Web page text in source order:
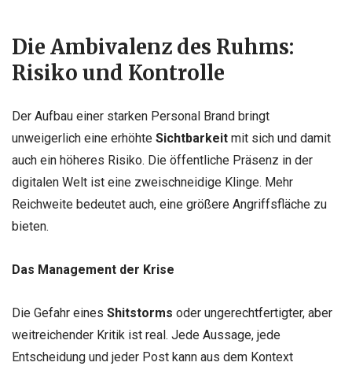
Die Ambivalenz des Ruhms:
Risiko und Kontrolle
Der Aufbau einer starken Personal Brand bringt
unweigerlich eine erhöhte Sichtbarkeit mit sich und damit
auch ein höheres Risiko. Die öffentliche Präsenz in der
digitalen Welt ist eine zweischneidige Klinge. Mehr
Reichweite bedeutet auch, eine größere Angriffsfläche zu
bieten.
Das Management der Krise
Die Gefahr eines Shitstorms oder ungerechtfertigter, aber
weitreichender Kritik ist real. Jede Aussage, jede
Entscheidung und jeder Post kann aus dem Kontext